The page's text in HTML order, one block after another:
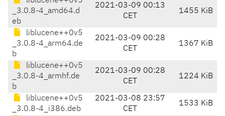
_3.0.8-4_amd64.d
eb
2021-03-09 00:13
CET
1455 KiB
liblucene++0v5
_3.0.8-4_arm64.de
b
2021-03-09 00:28
CET
1367 KiB
liblucene++0v5
_3.0.8-4_armhf.de
b
2021-03-09 00:28
CET
1224 KiB
liblucene++0v5
_3.0.8-4_i386.deb
2021-03-08 23:57
CET
1533 KiB